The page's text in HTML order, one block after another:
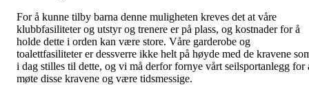
For å kunne tilby barna denne muligheten kreves det at våre
klubbfasiliteter og utstyr og trenere er på plass, og kostnader for å
holde dette i orden kan være store. Våre garderobe og
toalettfasiliteter er dessverre ikke helt på høyde med de kravene
i dag stilles til dette, og vi må derfor fornye vårt seilsportanlegg for
møte disse kravene og være tidsmessige.